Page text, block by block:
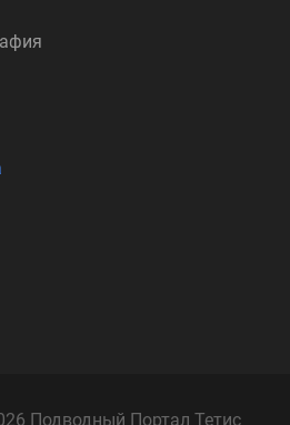
Подводный Портал Тетис